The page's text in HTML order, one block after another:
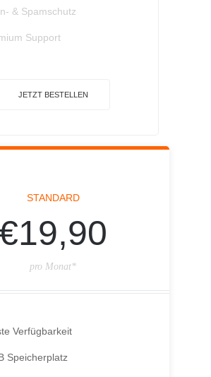
& Spamschutz
Support
JETZT BESTELLEN
STANDARD
pro Monat*
Verfügbarkeit
Speicherplatz